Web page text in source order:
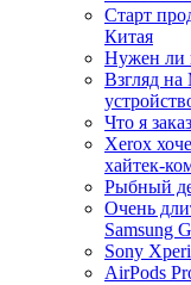
Старт
Китая
Нужен ли
Взгляд на
Что я
Xerox
хайтек-
Рыбный
Очень
Samsung
Sony
AirPods